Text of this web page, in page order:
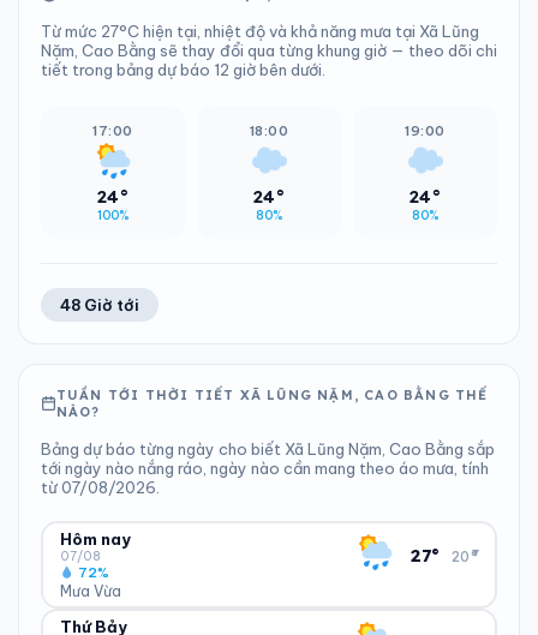
Từ mức 27°C hiện tại, nhiệt độ và khả năng mưa tại Xã Lũng
Nặm, Cao Bằng sẽ thay đổi qua từng khung giờ — theo dõi chi
tiết trong bảng dự báo 12 giờ bên dưới.
17:00
24°
100%
18:00
24°
80%
19:00
24°
80%
48 Giờ tới
TUẦN TỚI THỜI TIẾT XÃ LŨNG NẶM, CAO BẰNG THẾ
NÀO?
Bảng dự báo từng ngày cho biết Xã Lũng Nặm, Cao Bằng sắp
tới ngày nào nắng ráo, ngày nào cần mang theo áo mưa, tính
từ 07/08/2026.
Hôm nay
07/08
Mưa Vừa
72%
27° 20°
▾
ĐỘ ẨM
Thứ Bảy